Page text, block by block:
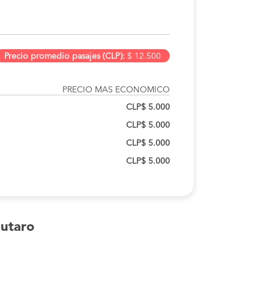
Precio promedio pasajes (CLP): $ 12.500
PRECIO MAS ECONOMICO
CLP$ 5.000
CLP$ 5.000
CLP$ 5.000
CLP$ 5.000